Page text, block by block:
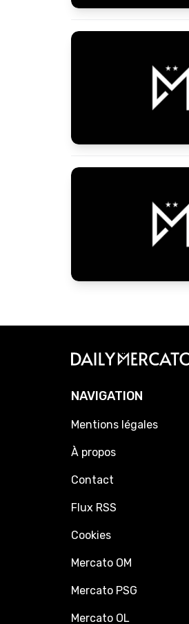
NAVIGATION
Mentions légales
À propos
Contact
Flux RSS
Cookies
Mercato OM
Mercato PSG
Mercato OL